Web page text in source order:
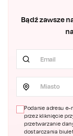
Bądź zawsze
Miasto
Podanie adresu
przez kliknięcie
przetwarzanie
dostarczania